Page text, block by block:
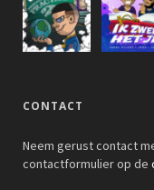
CONTACT
Neem gerust contact
contactformulier op de